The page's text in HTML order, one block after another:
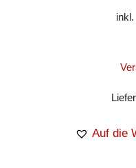
Auf die